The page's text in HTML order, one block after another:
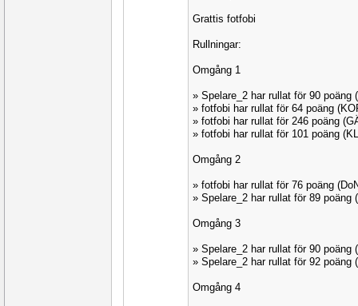
Grattis fotfobi
Rullningar:
Omgång 1
» Spelare_2 har rullat för 90 poäng
» fotfobi har rullat för 64 poäng
» fotfobi har rullat för 246 poäng
» fotfobi har rullat för 101 poäng
Omgång 2
» fotfobi har rullat för 76 poäng
» Spelare_2 har rullat för 89 poäng
Omgång 3
» Spelare_2 har rullat för 90 poäng
» Spelare_2 har rullat för 92 poäng
Omgång 4